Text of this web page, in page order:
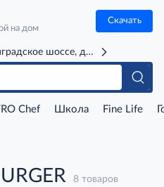
на дом
Скачать
шоссе, д. 71Г (м. Речной
Chef Школа Fine Life
8 товаров